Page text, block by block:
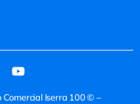
Comercial Iserra 100 © –